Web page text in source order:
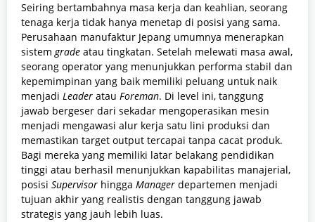
Seiring bertambahnya masa kerja dan keahlian, seorang
tenaga kerja tidak hanya menetap di posisi yang sama.
Perusahaan manufaktur Jepang umumnya menerapkan
sistemgrade atau tingkatan. Setelah melewati masa awal,
seorang operator yang menunjukkan performa stabil dan
kepemimpinan yang baik memiliki peluang untuk naik
menjadi Leader atau Foreman. Di level ini, tanggung
jawab bergeser dari sekadar mengoperasikan mesin
menjadi mengawasi alur kerja satu lini produksi dan
memastikan target output tercapai tanpa cacat produk.
Bagi mereka yang memiliki latar belakang pendidikan
tinggi atau berhasil menunjukkan kapabilitas manajerial,
posisi Supervisor hingga Manager departemen menjadi
tujuan akhir yang realistis dengan tanggung jawab
strategis yang jauh lebih luas.